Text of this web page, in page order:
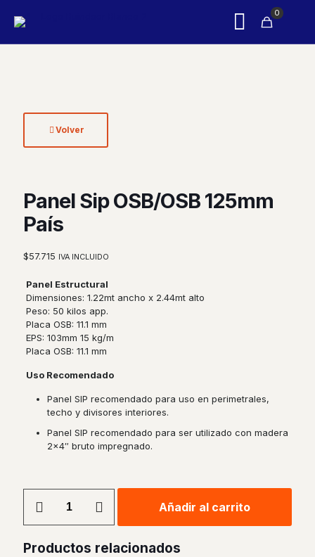
0
Volver
Panel Sip OSB/OSB 125mm
País
$57.715 IVA INCLUIDO
Panel Estructural
Dimensiones: 1.22mt ancho x 2.44mt alto
Peso: 50 kilos app.
Placa OSB: 11.1 mm
EPS: 103mm 15 kg/m
Placa OSB: 11.1 mm
Uso Recomendado
Panel SIP recomendado para uso en perimetrales,
techo y divisores interiores.
Panel SIP recomendado para ser utilizado con madera
2×4″ bruto impregnado.
País
Añadir al carrito
Productos relacionados